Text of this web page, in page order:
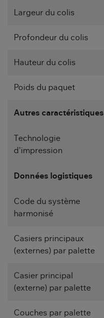
Largeur du colis
Profondeur du colis
Hauteur du colis
Poids du paquet
Autres caractéristiques
Technologie
d'impression
Données logistiques
Code du système
harmonisé
Casiers principaux
(externes) par palette
Casier principal
(externe) par palette
Couches par palette